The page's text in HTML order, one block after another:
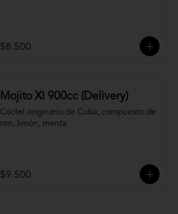
$8.500
Mojito Xl 900cc (Delivery)
Cóctel originario de Cuba, compuesto de
ron, limón, menta
$9.500